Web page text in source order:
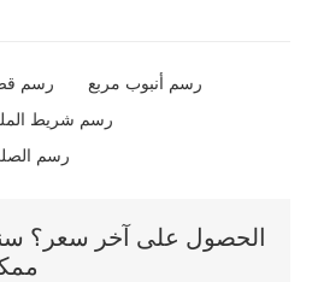
رسم
رسم أنبوب مربع
رسم شريط
رسم
الحصول على آخر سعر؟
ممكن